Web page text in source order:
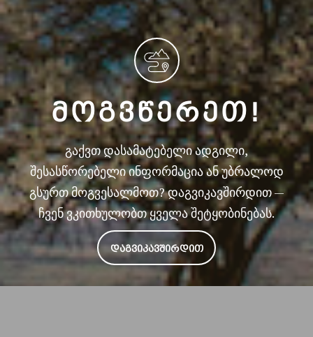
ᲛᲝᲒᲕᲬᲔᲠᲔᲗ!
გაქვთ დასამატებელი ადგილი,
შესასწორებელი ინფორმაცია ან უბრალოდ
გსურთ მოგვესალმოთ? დაგვიკავშირდით —
ჩვენ ვკითხულობთ ყველა შეტყობინებას.
ᲓᲐᲒᲕᲘᲙᲐᲕᲨᲘᲠᲓᲘᲗ